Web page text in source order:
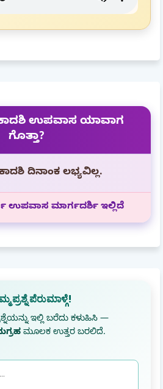
ಉಪವಾಸ ಯಾವಾಗ
ಗೊತ್ತಾ?
ದಿನಾಂಕ ಲಭ್ಯವಿಲ್ಲ.
ಉಪವಾಸ ಮಾರ್ಗದರ್ಶಿ ಇಲ್ಲಿದೆ
ಪ್ರಶ್ನೆ ಪೆರುಮಾಳ್ಗೆ!
ಇಲ್ಲಿ ಬರೆದು ಕಳುಹಿಸಿ —
ಮೂಲಕ ಉತ್ತರ ಬರಲಿದೆ.